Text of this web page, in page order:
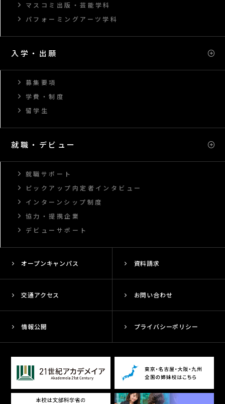
マスコミ出版・芸能学科
パフォーミングアーツ学科
入学・出願
募集要項
学費・制度
留学生
就職・デビュー
就職サポート
ピックアップ内定者インタビュー
インターンシップ制度
協力・提携企業
デビューサポート
オープンキャンパス 資料請求
交通アクセス お問い合わせ
情報公開 プライバシーポリシー